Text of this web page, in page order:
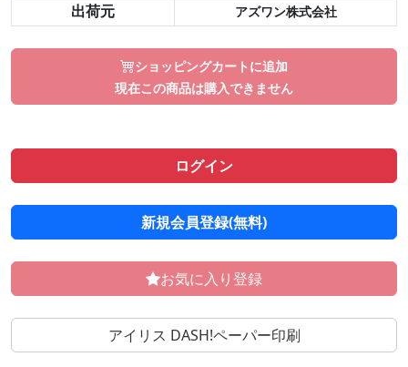
出荷元
アズワン株式会社
ショッピングカートに追加
現在この商品は購入できません
ログイン
新規会員登録(無料)
お気に入り登録
アイリス DASH!ペーパー印刷